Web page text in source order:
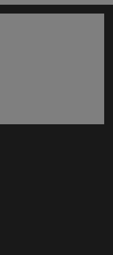
nueva ventana)
nueva ventana)